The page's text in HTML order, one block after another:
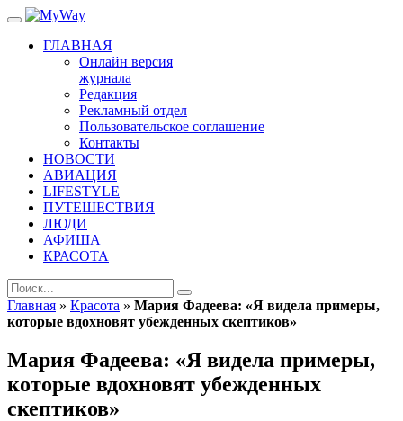
ГЛАВНАЯ
Онлайн версия
журнала
Редакция
Рекламный отдел
Пользовательское соглашение
Контакты
НОВОСТИ
АВИАЦИЯ
LIFESTYLE
ПУТЕШЕСТВИЯ
ЛЮДИ
АФИША
КРАСОТА
Главная » Красота » Мария Фадеева: «Я видела примеры,
которые вдохновят убежденных скептиков»
Мария Фадеева: «Я видела примеры,
которые вдохновят убежденных
скептиков»